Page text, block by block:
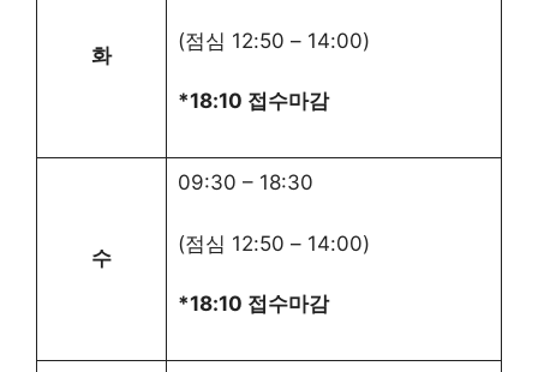
화
(점심 12:50 – 14:00)
*18:10 접수마감
수
09:30 – 18:30
(점심 12:50 – 14:00)
*18:10 접수마감